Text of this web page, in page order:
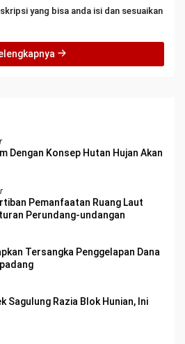
yang bisa anda isi dan sesuaikan
Dengan Konsep Hutan Hujan Akan
Pemanfaatan Ruang Laut
Perundang-undangan
Tersangka Penggelapan Dana
Sagulung Razia Blok Hunian, Ini